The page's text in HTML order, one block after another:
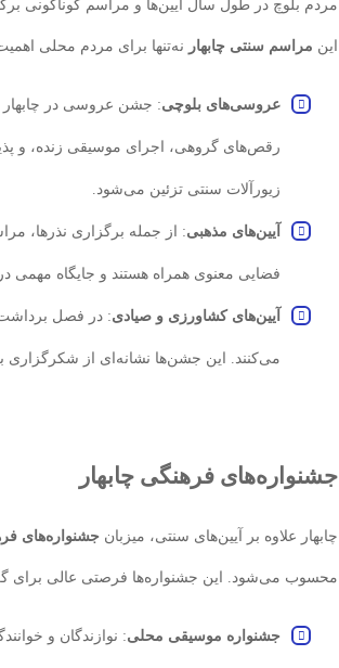
مردم بلوچ در طول سال آیین‌ها و مراسم گوناگونی
این مراسم سنتی چابهار نه‌تنها برای مردم محلی
عروسی‌های بلوچی: جشن عروسی در
رقص‌های گروهی، اجرای موسیقی زنده، و
زیورآلات سنتی تزئین می‌شود.
آیین‌های مذهبی: از جمله برگزاری نذرها،
فضایی معنوی همراه هستند و جایگاه مهمی
آیین‌های کشاورزی و صیادی: در فصل
می‌کنند. این جشن‌ها نشانه‌ای از شکرگزاری
جشنواره‌های فرهنگی چابهار
چابهار علاوه بر آیین‌های سنتی، میزبان جشنواره‌های
محسوب می‌شود. این جشنواره‌ها فرصتی عالی برای
جشنواره موسیقی محلی: نوازندگان و